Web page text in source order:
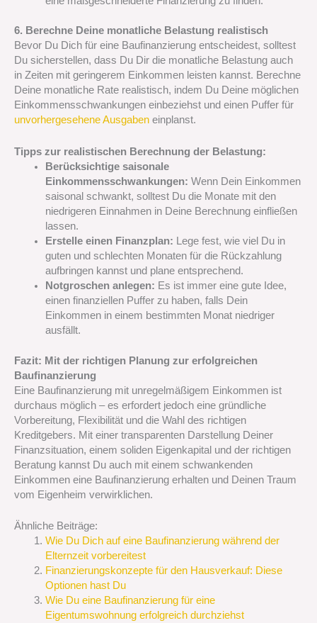
6. Berechne Deine monatliche Belastung realistisch
Bevor Du Dich für eine Baufinanzierung entscheidest, solltest
Du sicherstellen, dass Du Dir die monatliche Belastung auch
in Zeiten mit geringerem Einkommen leisten kannst. Berechne
Deine monatliche Rate realistisch, indem Du Deine möglichen
Einkommensschwankungen einbeziehst und einen Puffer für
unvorhergesehene Ausgaben einplanst.
Tipps zur realistischen Berechnung der Belastung:
Berücksichtige saisonale
Einkommensschwankungen: Wenn Dein Einkommen
saisonal schwankt, solltest Du die Monate mit den
niedrigeren Einnahmen in Deine Berechnung einfließen
lassen.
Erstelle einen Finanzplan: Lege fest, wie viel Du in
guten und schlechten Monaten für die Rückzahlung
aufbringen kannst und plane entsprechend.
Notgroschen anlegen: Es ist immer eine gute Idee,
einen finanziellen Puffer zu haben, falls Dein
Einkommen in einem bestimmten Monat niedriger
ausfällt.
Fazit: Mit der richtigen Planung zur erfolgreichen
Baufinanzierung
Eine Baufinanzierung mit unregelmäßigem Einkommen ist
durchaus möglich – es erfordert jedoch eine gründliche
Vorbereitung, Flexibilität und die Wahl des richtigen
Kreditgebers. Mit einer transparenten Darstellung Deiner
Finanzsituation, einem soliden Eigenkapital und der richtigen
Beratung kannst Du auch mit einem schwankenden
Einkommen eine Baufinanzierung erhalten und Deinen Traum
vom Eigenheim verwirklichen.
Ähnliche Beiträge:
Wie Du Dich auf eine Baufinanzierung während der
Elternzeit vorbereitest
Finanzierungskonzepte für den Hausverkauf: Diese
Optionen hast Du
Wie Du eine Baufinanzierung für eine
Eigentumswohnung erfolgreich durchziehst